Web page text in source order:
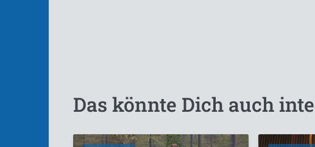
Das könnte Dich auch